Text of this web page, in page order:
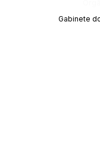
Gabinete